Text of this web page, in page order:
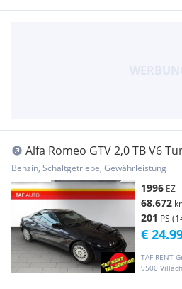
Alfa Romeo GTV 2,0 TB V6
Service und ...
Benzin, Schaltgetriebe, Gewährleistung
1996 EZ
68.672
201 PS
TAF-RENT
9500 Villach
€